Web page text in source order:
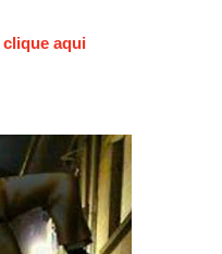
clique aqui